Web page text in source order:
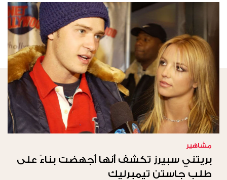
مشاهير
بريتني سبيرز تكشف أنها أجهضت بناءً على
طلب جاستن تيمبرليك